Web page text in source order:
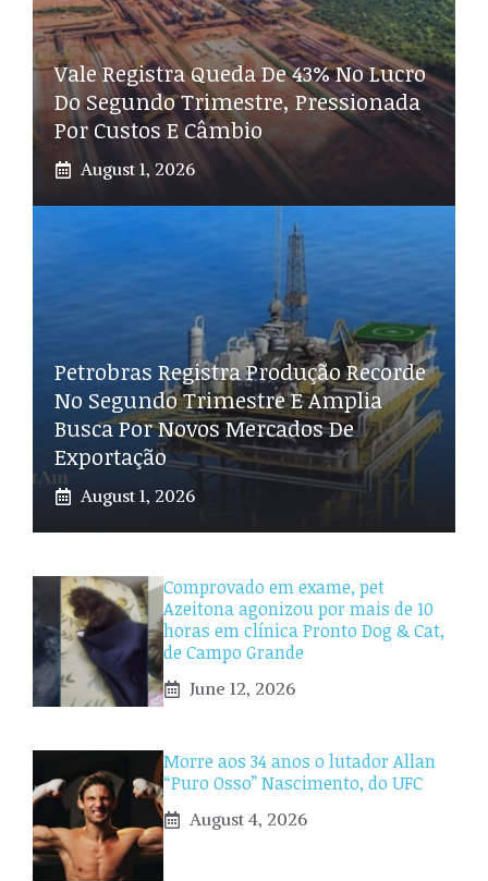
Vale Registra Queda De 43% No Lucro
Do Segundo Trimestre, Pressionada
Por Custos E Câmbio
August 1, 2026
Petrobras Registra Produção Recorde
No Segundo Trimestre E Amplia
Busca Por Novos Mercados De
Exportação
August 1, 2026
Comprovado em exame, pet
Azeitona agonizou por mais de 10
horas em clínica Pronto Dog & Cat,
de Campo Grande
June 12, 2026
Morre aos 34 anos o lutador Allan
“Puro Osso” Nascimento, do UFC
August 4, 2026